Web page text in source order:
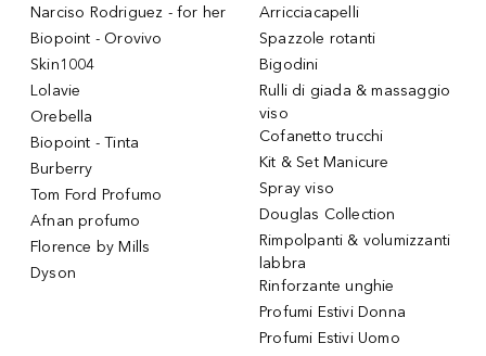
Narciso Rodriguez - for her
Biopoint - Orovivo
Skin1004
Lolavie
Orebella
Biopoint - Tinta
Burberry
Tom Ford Profumo
Afnan profumo
Florence by Mills
Dyson
Arricciacapelli
Spazzole rotanti
Bigodini
Rulli di giada & massaggio
viso
Cofanetto trucchi
Kit & Set Manicure
Spray viso
Douglas Collection
Rimpolpanti & volumizzanti
labbra
Rinforzante unghie
Profumi Estivi Donna
Profumi Estivi Uomo